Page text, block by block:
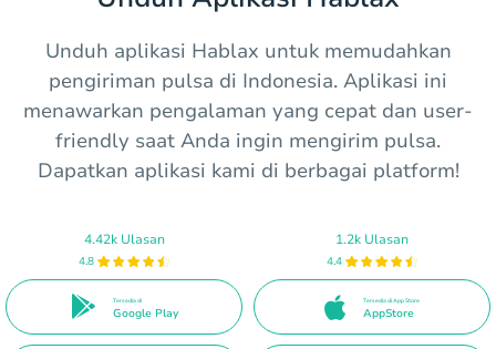
Unduh aplikasi Hablax untuk memudahkan
pengiriman pulsa di Indonesia. Aplikasi ini
menawarkan pengalaman yang cepat dan user-
friendly saat Anda ingin mengirim pulsa.
Dapatkan aplikasi kami di berbagai platform!
4.42k Ulasan
4.8
Tersedia di
Google Play
1.2k Ulasan
4.4
Tersedia di App Store
AppStore